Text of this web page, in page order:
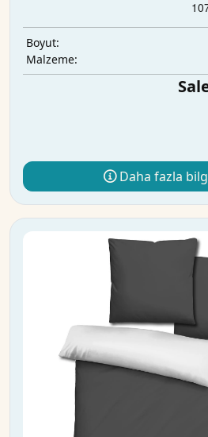
Boyut:
Malzeme:
Daha fazla